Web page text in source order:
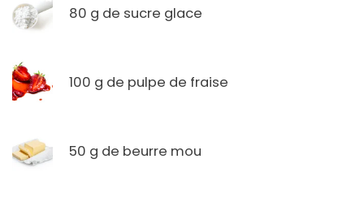
80 g de sucre glace
100 g de pulpe de fraise
50 g de beurre mou